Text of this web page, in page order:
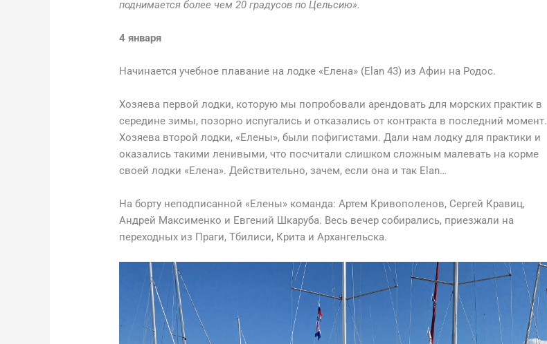
поднимается более чем 20 градусов по Цельсию».
4 января
Начинается учебное плавание на лодке «Елена» (Elan 43) из Афин на Родос.
Хозяева первой лодки, которую мы попробовали арендовать для морских практик в
середине зимы, позорно испугались и отказались от контракта в последний момент.
Хозяева второй лодки, «Елены», были пофигистами. Дали нам лодку для практики и
оказались такими ленивыми, что посчитали слишком сложным малевать на корме
своей лодки «Елена». Действительно, зачем, если она и так Elan…
На борту неподписанной «Елены» команда: Артем Кривополенов, Сергей Кравиц,
Андрей Максименко и Евгений Шкаруба. Весь вечер собирались, приезжали на
переходных из Праги, Тбилиси, Крита и Архангельска.